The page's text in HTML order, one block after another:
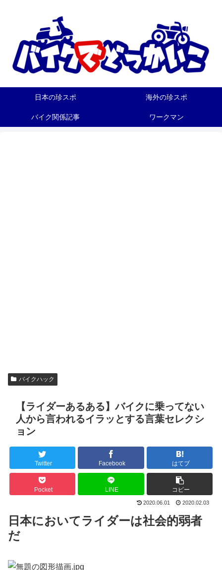
日本の珍スポ 海外の珍スポ
バイク関係記事 ワークマン
バイクハック
【ライダーあるある】バイクに乗ってない
人から言われるイラッとする言葉セレクシ
ョン
Twitter Facebook はてブ
Pocket LINE コピー
2020.06.01 2020.02.03
日本においてライダーは社会的弱者
だ